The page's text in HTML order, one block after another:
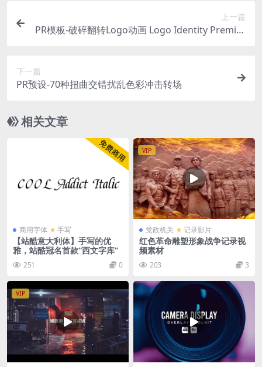
上一篇
PR模板-破碎翻转Logo动画 Logo Identity Premier
下一篇
PR预设-70种扭曲交错扰乱色彩冲击转场
相关文章
商用字体 手写
【站酷意大利体】手写的优
雅，站酷冠名首款“西文字库”
251 0
VIP
党政机关 记录影片
红色革命雕塑形象战争记录视
频素材
203 3
VIP